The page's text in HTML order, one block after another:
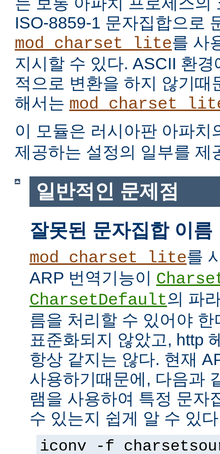
ISO-8859-1 문자집합으로
mod_charset_lite를 사
지시할 수 있다. ASCII 환
적으로 변환을 하지 않기때
해서는
이 모듈은 러시아판 아파치
제공하는 설정의 일부를 제
일반적인 문제점
잘못된 문자집합 이름
mod_charset_lite를
ARP 번역기능이
CharsetDefault의 파
름을 처리할 수 있어야
표준화되지 않았고, http
항상 같지는 않다. 현재
사용하기때문에, 다음과
램을 사용하여 특정 문자
수 있는지 쉽게 알 수 있
iconv -f